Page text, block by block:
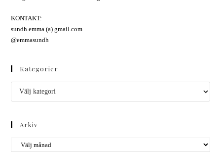
KONTAKT:
sundh.emma (a) gmail.com
@emmasundh
Kategorier
Kategorier
Arkiv
Arkiv